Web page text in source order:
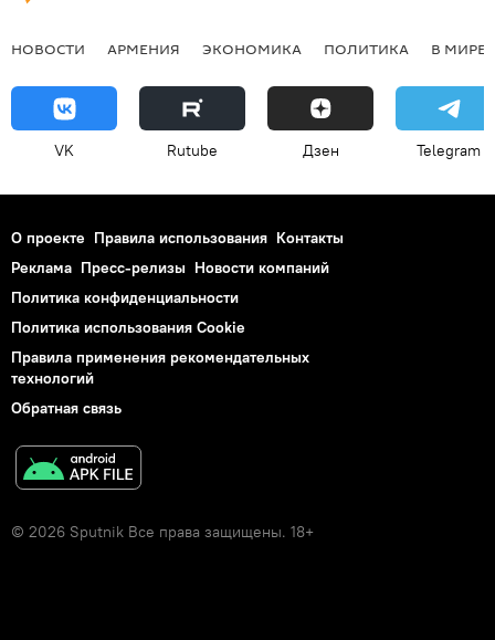
НОВОСТИ АРМЕНИЯ ЭКОНОМИКА ПОЛИТИКА В МИРЕ
VK Rutube Дзен Telegram
О проекте Правила использования Контакты
Реклама Пресс-релизы Новости компаний
Политика конфиденциальности
Политика использования Cookie
Правила применения рекомендательных
технологий
Обратная связь
© 2026 Sputnik Все права защищены. 18+